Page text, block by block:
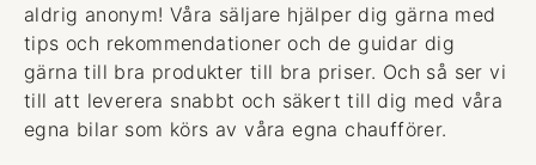
aldrig anonym! Våra säljare hjälper dig gärna med
tips och rekommendationer och de guidar dig
gärna till bra produkter till bra priser. Och så ser vi
till att leverera snabbt och säkert till dig med våra
egna bilar som körs av våra egna chaufförer.